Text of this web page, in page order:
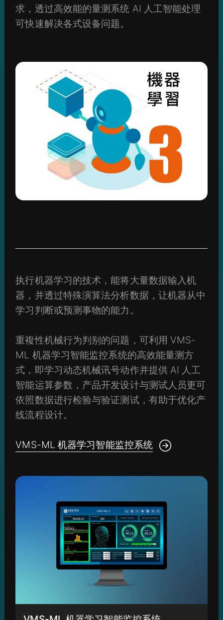
求，透过高效能的量测系统 AI 人工智能处理
可快速解决各式设备问题。
执行机器学习的技术，能将大量数据输入机
器，并透过特殊演算法分析数据，让机器从中
学习判断或预测事物的能力。
重複性机械行为判别的问题，可利用 VMS-
ML 机器学习智能监控系统的高效能量测方
式，即学习动态机械讯号动作并提供 AI 人工
智能运算参数，产品开发设计与测试人员更可
依照数据进行检验与验证测试，有助于优化产
线流程设计。
VMS-ML 机器学习智能监控系统